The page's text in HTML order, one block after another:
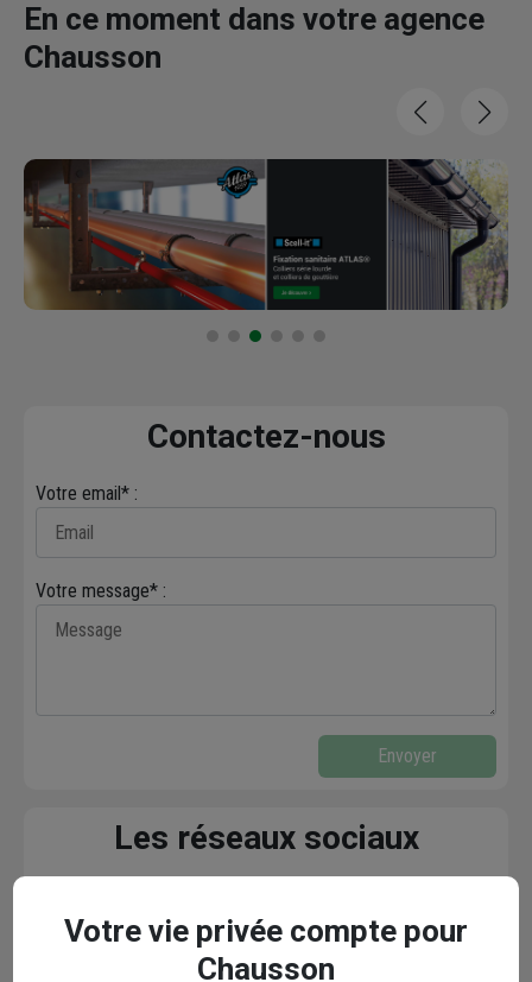
En ce moment dans votre agence
Chausson
Contactez-nous
Votre email* :
Votre message* :
Envoyer
Les réseaux sociaux
Votre vie privée compte pour
Chausson